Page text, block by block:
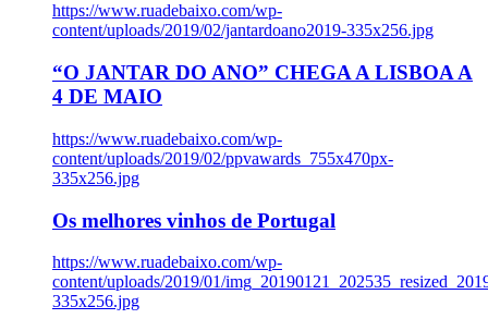
https://www.ruadebaixo.com/wp-
content/uploads/2019/02/jantardoano2019-335x256.jpg
“O JANTAR DO ANO” CHEGA A LISBOA A
4 DE MAIO
https://www.ruadebaixo.com/wp-
content/uploads/2019/02/ppvawards_755x470px-
335x256.jpg
Os melhores vinhos de Portugal
https://www.ruadebaixo.com/wp-
content/uploads/2019/01/
335x256.jpg